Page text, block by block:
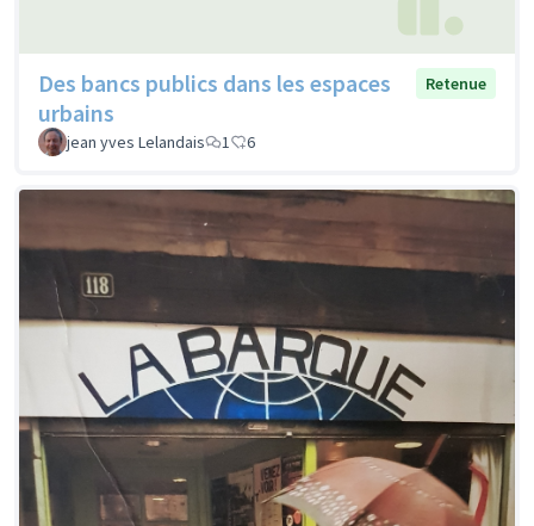
Des bancs publics dans les espaces
urbains
Retenue
jean yves Lelandais 1 6